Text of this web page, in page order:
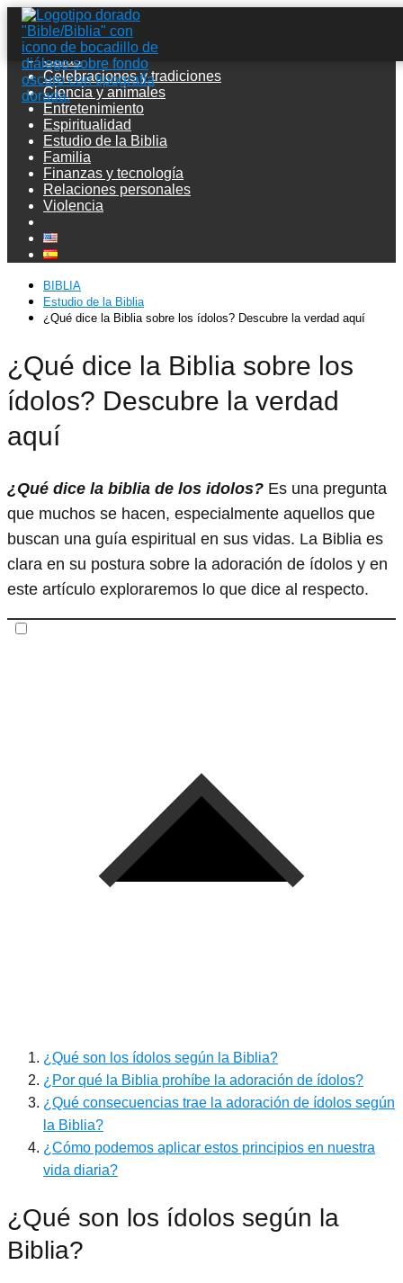
Guías
Celebraciones y tradiciones
Ciencia y animales
Entretenimiento
Espiritualidad
Estudio de la Biblia
Familia
Finanzas y tecnología
Relaciones personales
Violencia
BIBLIA
Estudio de la Biblia
¿Qué dice la Biblia sobre los ídolos? Descubre la verdad aquí
¿Qué dice la Biblia sobre los
ídolos? Descubre la verdad
aquí
¿Qué dice la biblia de los idolos? Es una pregunta
que muchos se hacen, especialmente aquellos que
buscan una guía espiritual en sus vidas. La Biblia es
clara en su postura sobre la adoración de ídolos y en
este artículo exploraremos lo que dice al respecto.
¿Qué son los ídolos según la Biblia?
¿Por qué la Biblia prohíbe la adoración de ídolos?
¿Qué consecuencias trae la adoración de ídolos según
la Biblia?
¿Cómo podemos aplicar estos principios en nuestra
vida diaria?
¿Qué son los ídolos según la
Biblia?